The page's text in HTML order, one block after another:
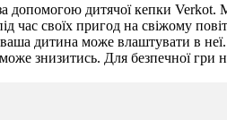
допомогою дитячої кепки Verkot.
своїх пригод на свіжому
ваша дитина може влаштувати в
знизитись. Для безпечної